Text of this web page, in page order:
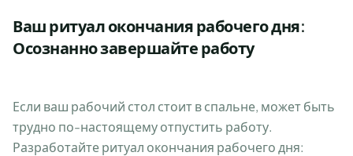
Ваш ритуал окончания рабочего дня:
Осознанно завершайте работу
Если ваш рабочий стол стоит в спальне, может быть
трудно по-настоящему отпустить работу.
Разработайте ритуал окончания рабочего дня: